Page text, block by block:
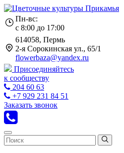
Пн-вс:
с 8:00 до 17:00
614058, Пермь
2-я Сорокинская ул., 65/1
flowerbaza@yandex.ru
Присоединяйтесь
к сообществу
204 60 63
+7 929 231 84 51
Заказать звонок